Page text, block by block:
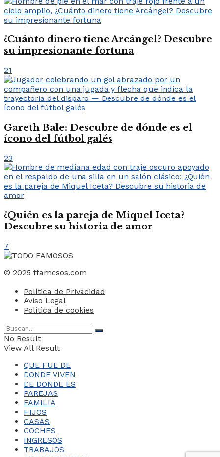
¿Cuánto dinero tiene Arcángel? Descubre
su impresionante fortuna
21
Gareth Bale: Descubre de dónde es el
ícono del fútbol galés
23
¿Quién es la pareja de Miquel Iceta?
Descubre su historia de amor
7
© 2025 ffamosos.com
Política de Privacidad
Aviso Legal
Política de cookies
No Result
View All Result
QUE FUE DE
DONDE VIVEN
DE DONDE ES
PAREJAS
FAMILIA
HIJOS
CASAS
COCHES
INGRESOS
TRABAJOS